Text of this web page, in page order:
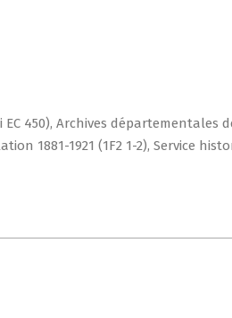
450), Archives
1881-1921 (1F2 1-2), Service